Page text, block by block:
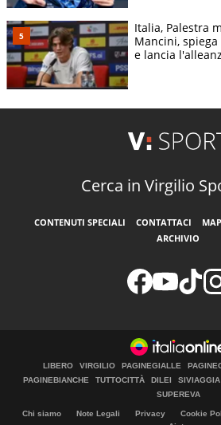
Italia, Palestra
Mancini,
e lancia
Cerca in Virgilio
CONTENUTI SPECIALI CONTATTACI
ARCHIVIO
LIBERO VIRGILIO PAGINEGIALLE
PAGINEBIANCHE
TUTTOCITTÀ DILEI SIVIAGGIA
SUPEREVA
Chi siamo Note Legali Privacy Cookie